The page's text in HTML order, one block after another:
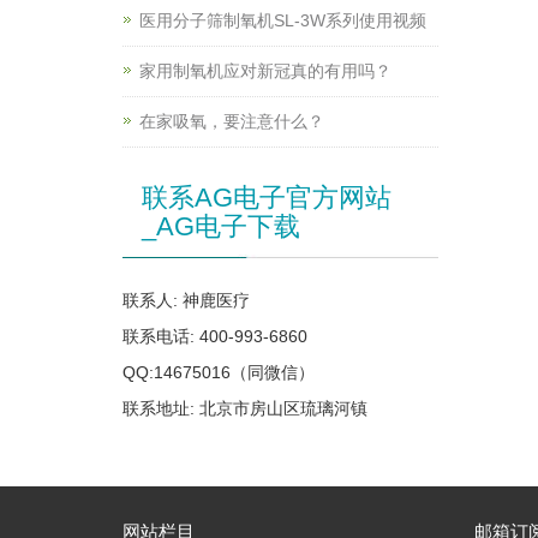
医用分子筛制氧机SL-3W系列使用视频
家用制氧机应对新冠真的有用吗？
在家吸氧，要注意什么？
联系AG电子官方网站
_AG电子下载
联系人: 神鹿医疗
联系电话: 400-993-6860
QQ:14675016（同微信）
联系地址: 北京市房山区琉璃河镇
网站栏目 邮箱订